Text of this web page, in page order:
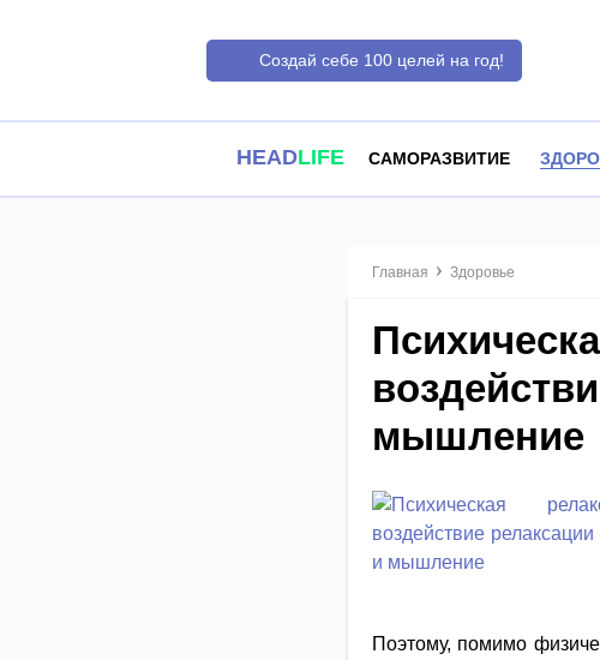
Создай себе 100 целей на год!
HEADLIFE САМОРАЗВИТИЕ
Главная Здоровье
мышление
Поэтому, помимо